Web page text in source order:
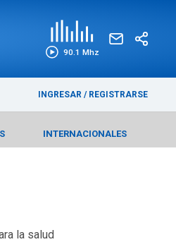
90.1 Mhz
INGRESAR / REGISTRARSE
INTERNACIONALES